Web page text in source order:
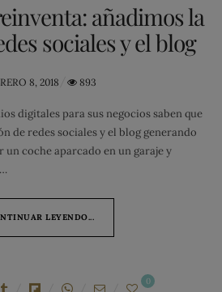
añadimos la
sociales y el blog
8, 2018 893
digitales para sus negocios saben que
de redes sociales y el blog generando
un coche aparcado en un garaje y
LEYENDO...
0